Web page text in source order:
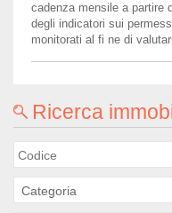
cadenza mensile a partire
degli indicatori sui
monitorati al fi ne di
Ricerca